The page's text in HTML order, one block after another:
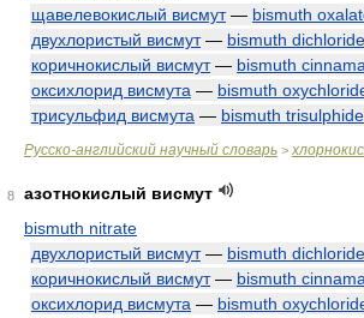
щавелевокислый висмут— bismuth
двухлористый висмут— bismuth dichloride
коричнокислый висмут— bismuth
оксихлорид висмута — bismuth
трисульфид висмута — bismuth trisulphide
Русско-английский научный словарь >
8
азотнокислый висмут
bismuth nitrate
двухлористый висмут— bismuth dichloride
коричнокислый висмут— bismuth
оксихлорид висмута — bismuth